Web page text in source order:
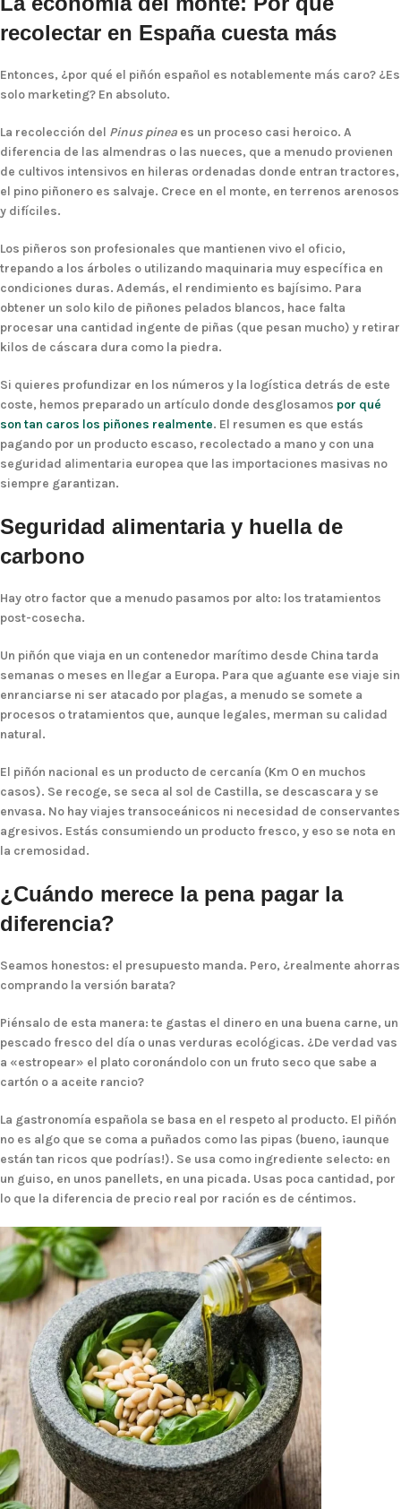
recolectar en España cuesta más
Entonces, ¿por qué el piñón español es notablemente más caro? ¿Es
solo marketing? En absoluto.
La recolección del Pinus pinea es un proceso casi heroico. A
diferencia de las almendras o las nueces, que a menudo provienen
de cultivos intensivos en hileras ordenadas donde entran tractores,
el pino piñonero es salvaje. Crece en el monte, en terrenos arenosos
y difíciles.
Los piñeros son profesionales que mantienen vivo el oficio,
trepando a los árboles o utilizando maquinaria muy específica en
condiciones duras. Además, el rendimiento es bajísimo. Para
obtener un solo kilo de piñones pelados blancos, hace falta
procesar una cantidad ingente de piñas (que pesan mucho) y retirar
kilos de cáscara dura como la piedra.
Si quieres profundizar en los números y la logística detrás de este
coste, hemos preparado un artículo donde desglosamos por qué
son tan caros los piñones realmente. El resumen es que estás
pagando por un producto escaso, recolectado a mano y con una
seguridad alimentaria europea que las importaciones masivas no
siempre garantizan.
Seguridad alimentaria y huella de
carbono
Hay otro factor que a menudo pasamos por alto: los tratamientos
post-cosecha.
Un piñón que viaja en un contenedor marítimo desde China tarda
semanas o meses en llegar a Europa. Para que aguante ese viaje sin
enranciarse ni ser atacado por plagas, a menudo se somete a
procesos o tratamientos que, aunque legales, merman su calidad
natural.
El piñón nacional es un producto de cercanía (Km 0 en muchos
casos). Se recoge, se seca al sol de Castilla, se descascara y se
envasa. No hay viajes transoceánicos ni necesidad de conservantes
agresivos. Estás consumiendo un producto fresco, y eso se nota en
la cremosidad.
¿Cuándo merece la pena pagar la
diferencia?
Seamos honestos: el presupuesto manda. Pero, ¿realmente ahorras
comprando la versión barata?
Piénsalo de esta manera: te gastas el dinero en una buena carne, un
pescado fresco del día o unas verduras ecológicas. ¿De verdad vas
a «estropear» el plato coronándolo con un fruto seco que sabe a
cartón o a aceite rancio?
La gastronomía española se basa en el respeto al producto. El piñón
no es algo que se coma a puñados como las pipas (bueno, ¡aunque
están tan ricos que podrías!). Se usa como ingrediente selecto: en
un guiso, en unos panellets, en una picada. Usas poca cantidad, por
lo que la diferencia de precio real por ración es de céntimos.